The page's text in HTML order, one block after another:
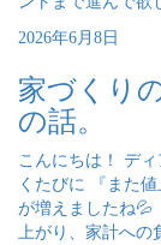
2026年6月8日
家づくり
の話。
こんにちは！ デ
くたびに 『また
が増えましたね💦
上がり、家計へ